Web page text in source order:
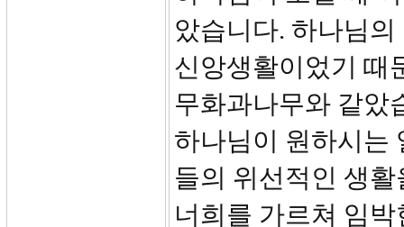
았습니다. 하나님
신앙생활이었기 때
무화과나무와 같았
하나님이 원하시는
들의 위선적인 생
너희를 가르쳐 임